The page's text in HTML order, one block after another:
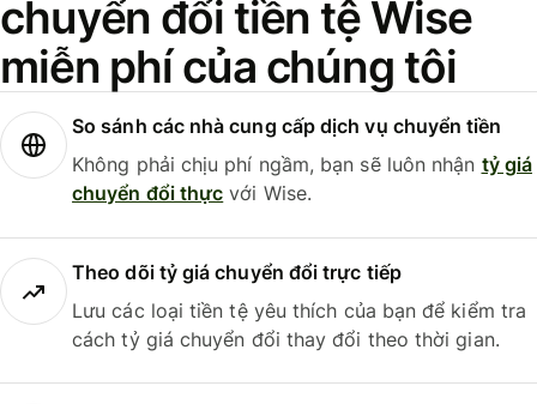
chuyển đổi tiền tệ Wise
miễn phí của chúng tôi
So sánh các nhà cung cấp dịch vụ chuyển tiền
Không phải chịu phí ngầm, bạn sẽ luôn nhận tỷ giá
chuyển đổi thực với Wise.
Theo dõi tỷ giá chuyển đổi trực tiếp
Lưu các loại tiền tệ yêu thích của bạn để kiểm tra
cách tỷ giá chuyển đổi thay đổi theo thời gian.